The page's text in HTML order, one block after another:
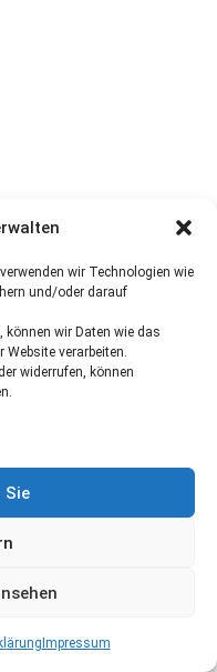
wir Technologien wie
und/oder darauf
wir Daten wie das
Website verarbeiten.
widerrufen, können
Sie
Impressum